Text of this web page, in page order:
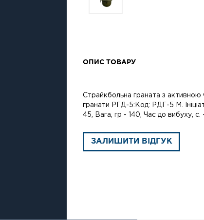
ОПИС ТОВАРУ
Страйкбольна граната з
гранати РГД-5:Код: РДГ-5 M.
45, Вага, гр - 140, Час до вибуху,
ЗАЛИШИТИ ВІДГУК